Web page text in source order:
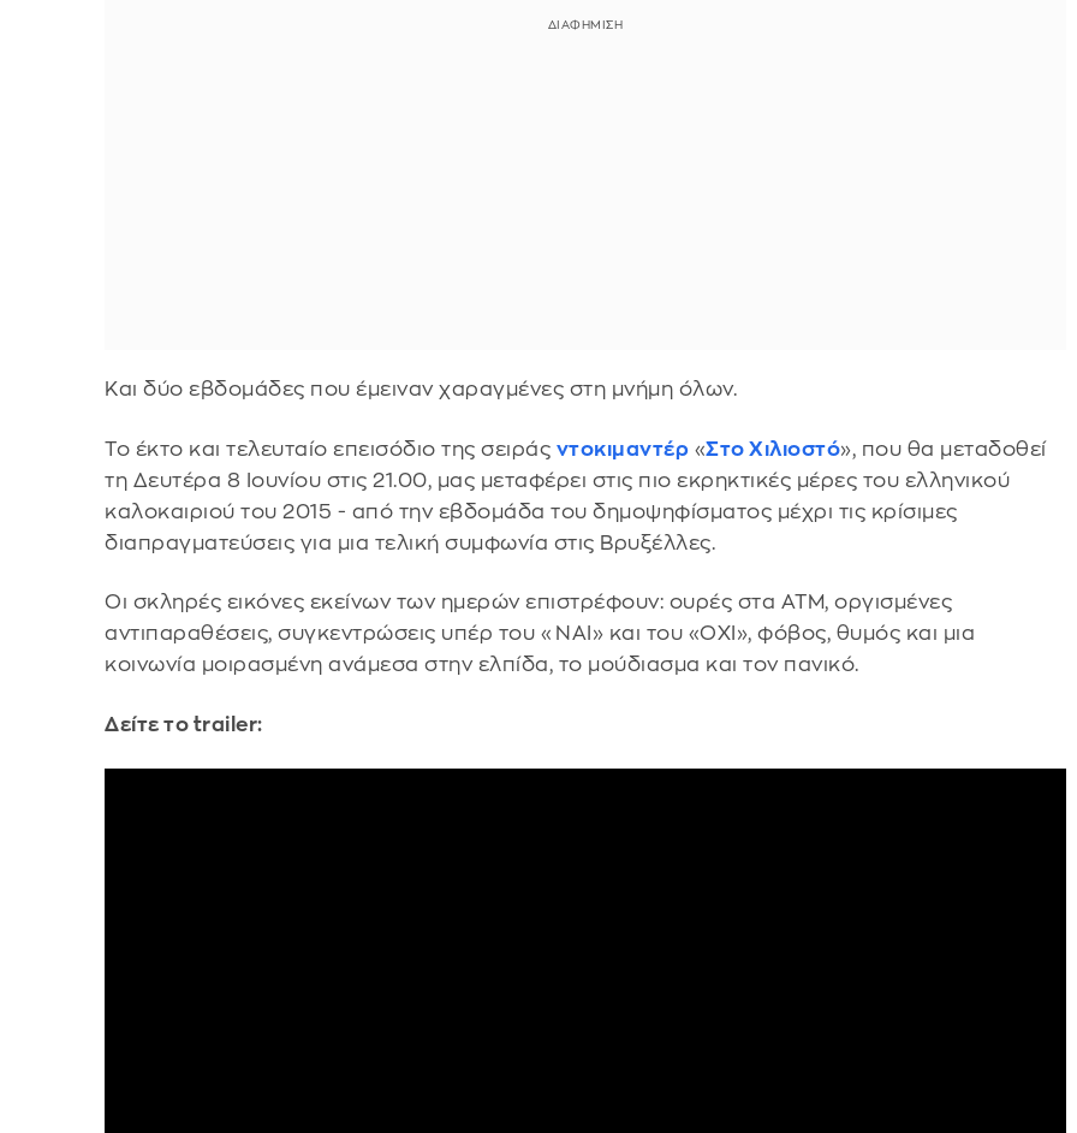
Και δύο εβδομάδες που έμειναν χαραγμένες στη μνήμη όλων.
Το έκτο και τελευταίο επεισόδιο της σειράς ντοκιμαντέρ «Στο Χιλιοστό», που θα μεταδοθεί
τη Δευτέρα 8 Ιουνίου στις 21.00, μας μεταφέρει στις πιο εκρηκτικές μέρες του ελληνικού
καλοκαιριού του 2015 - από την εβδομάδα του δημοψηφίσματος μέχρι τις κρίσιμες
διαπραγματεύσεις για μια τελική συμφωνία στις Βρυξέλλες.
Οι σκληρές εικόνες εκείνων των ημερών επιστρέφουν: ουρές στα ΑΤΜ, οργισμένες
αντιπαραθέσεις, συγκεντρώσεις υπέρ του «ΝΑΙ» και του «ΟΧΙ», φόβος, θυμός και μια
κοινωνία μοιρασμένη ανάμεσα στην ελπίδα, το μούδιασμα και τον πανικό.
Δείτε το trailer: